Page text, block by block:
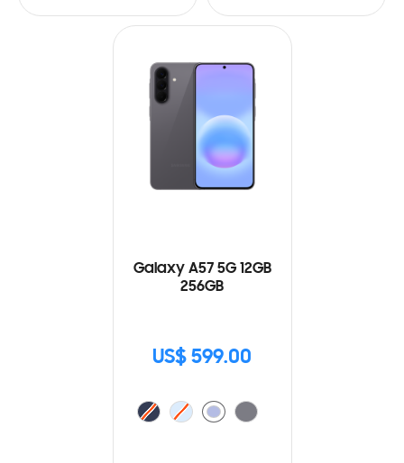
Galaxy A57 5G 12GB
256GB
US$ 599.00